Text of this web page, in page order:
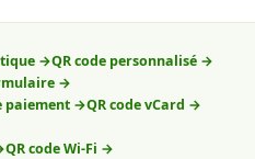
→QR code personnalisé →
→
paiement →QR code vCard →
QR code Wi-Fi →